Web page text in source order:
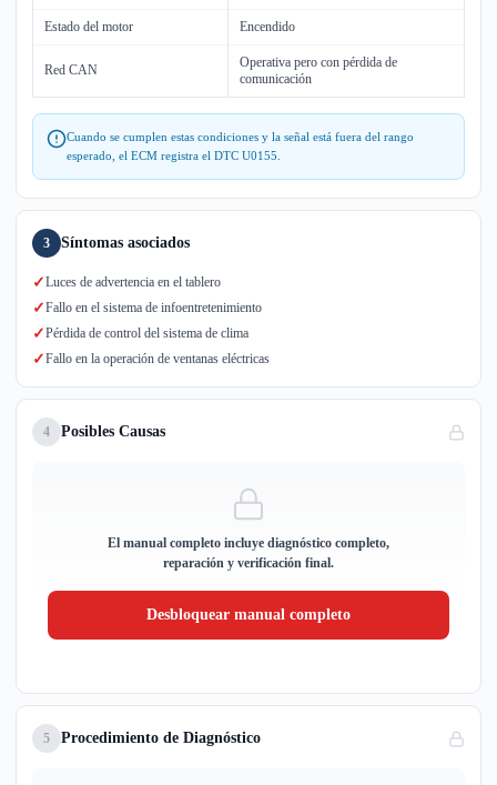
Estado del motor Encendido
Red CAN
Operativa pero con pérdida de
comunicación
Cuando se cumplen estas condiciones y la señal está fuera del rango
esperado, el ECM registra el DTC U0155.
3 Síntomas asociados
✓Luces de advertencia en el tablero
✓Fallo en el sistema de infoentretenimiento
✓Pérdida de control del sistema de clima
✓Fallo en la operación de ventanas eléctricas
4 Posibles Causas
El manual completo incluye diagnóstico completo,
reparación y verificación final.
Desbloquear manual completo
5 Procedimiento de Diagnóstico